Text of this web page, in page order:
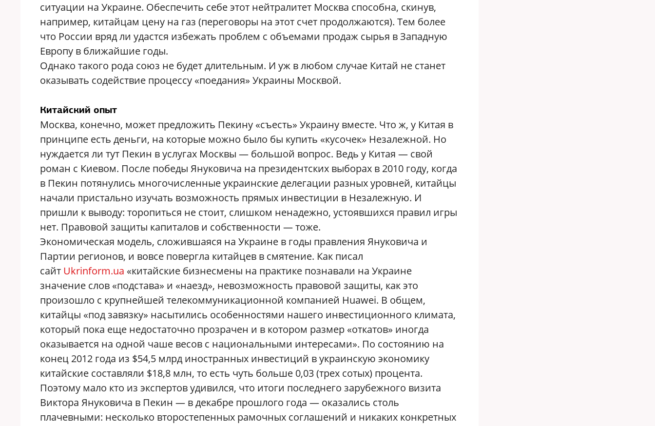
ситуации на Украине. Обеспечить себе этот нейтралитет Москва способна, скинув,
например, китайцам цену на газ (переговоры на этот счет продолжаются). Тем более
что России вряд ли удастся избежать проблем с объемами продаж сырья в Западную
Европу в ближайшие годы.
Однако такого рода союз не будет длительным. И уж в любом случае Китай не станет
оказывать содействие процессу «поедания» Украины Москвой.
Китайский опыт
Москва, конечно, может предложить Пекину «съесть» Украину вместе. Что ж, у Китая в
принципе есть деньги, на которые можно было бы купить «кусочек» Незалежной. Но
нуждается ли тут Пекин в услугах Москвы — большой вопрос. Ведь у Китая — свой
роман с Киевом. После победы Януковича на президентских выборах в 2010 году, когда
в Пекин потянулись многочисленные украинские делегации разных уровней, китайцы
начали пристально изучать возможность прямых инвестиции в Незалежную. И
пришли к выводу: торопиться не стоит, слишком ненадежно, устоявшихся правил игры
нет. Правовой защиты капиталов и собственности — тоже.
Экономическая модель, сложившаяся на Украине в годы правления Януковича и
Партии регионов, и вовсе повергла китайцев в смятение. Как писал
сайт Ukrinform.ua «китайские бизнесмены на практике познавали на Украине
значение слов «подстава» и «наезд», невозможность правовой защиты, как это
произошло с крупнейшей телекоммуникационной компанией Huawei. В общем,
китайцы «под завязку» насытились особенностями нашего инвестиционного климата,
который пока еще недостаточно прозрачен и в котором размер «откатов» иногда
оказывается на одной чаше весов с национальными интересами». По состоянию на
конец 2012 года из $54,5 млрд иностранных инвестиций в украинскую экономику
китайские составляли $18,8 млн, то есть чуть больше 0,03 (трех сотых) процента.
Поэтому мало кто из экспертов удивился, что итоги последнего зарубежного визита
Виктора Януковича в Пекин — в декабре прошлого года — оказались столь
плачевными: несколько второстепенных рамочных соглашений и никаких конкретных